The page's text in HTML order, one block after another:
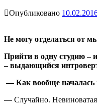
Опубликовано
Не могу отделаться от
Прийти в одну студию –
– выдающийся
— Как вообще началась
— Случайно. Невиноватая